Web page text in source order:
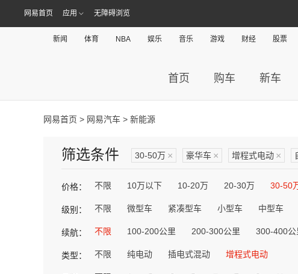
网易首页 应用 无障碍浏览
新闻 体育 NBA 娱乐 音乐 游戏 财经 股票
首页 购车 新车
网易首页 > 网易汽车 > 新能源
筛选条件 30-50万 × 豪华车 × 增程式电动 ×
价格： 不限 10万以下 10-20万 20-30万 30-50
级别： 不限 微型车 紧凑型车 小型车 中型车
续航： 不限 100-200公里 200-300公里 300-400公
类型： 不限 纯电动 插电式混动 增程式电动